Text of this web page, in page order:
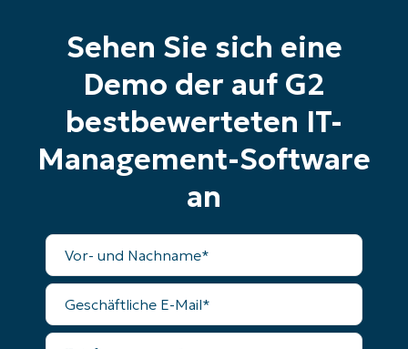
Sehen Sie sich eine
Demo der auf G2
bestbewerteten IT-
Management-Software
an
Vollständiger
Name
Geschäftliche
Mail
Telefonnummer
Business
number*
Land